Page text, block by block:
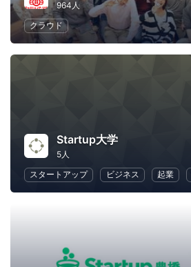
964人
クラウド
Startup大学
5人
スタートアップ
ビジネス 起業